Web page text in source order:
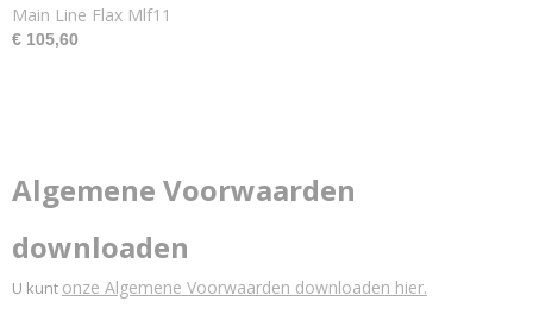
Main Line Flax Mlf11
€ 105,60
Algemene Voorwaarden
downloaden
U kunt onze Algemene Voorwaarden downloaden hier.